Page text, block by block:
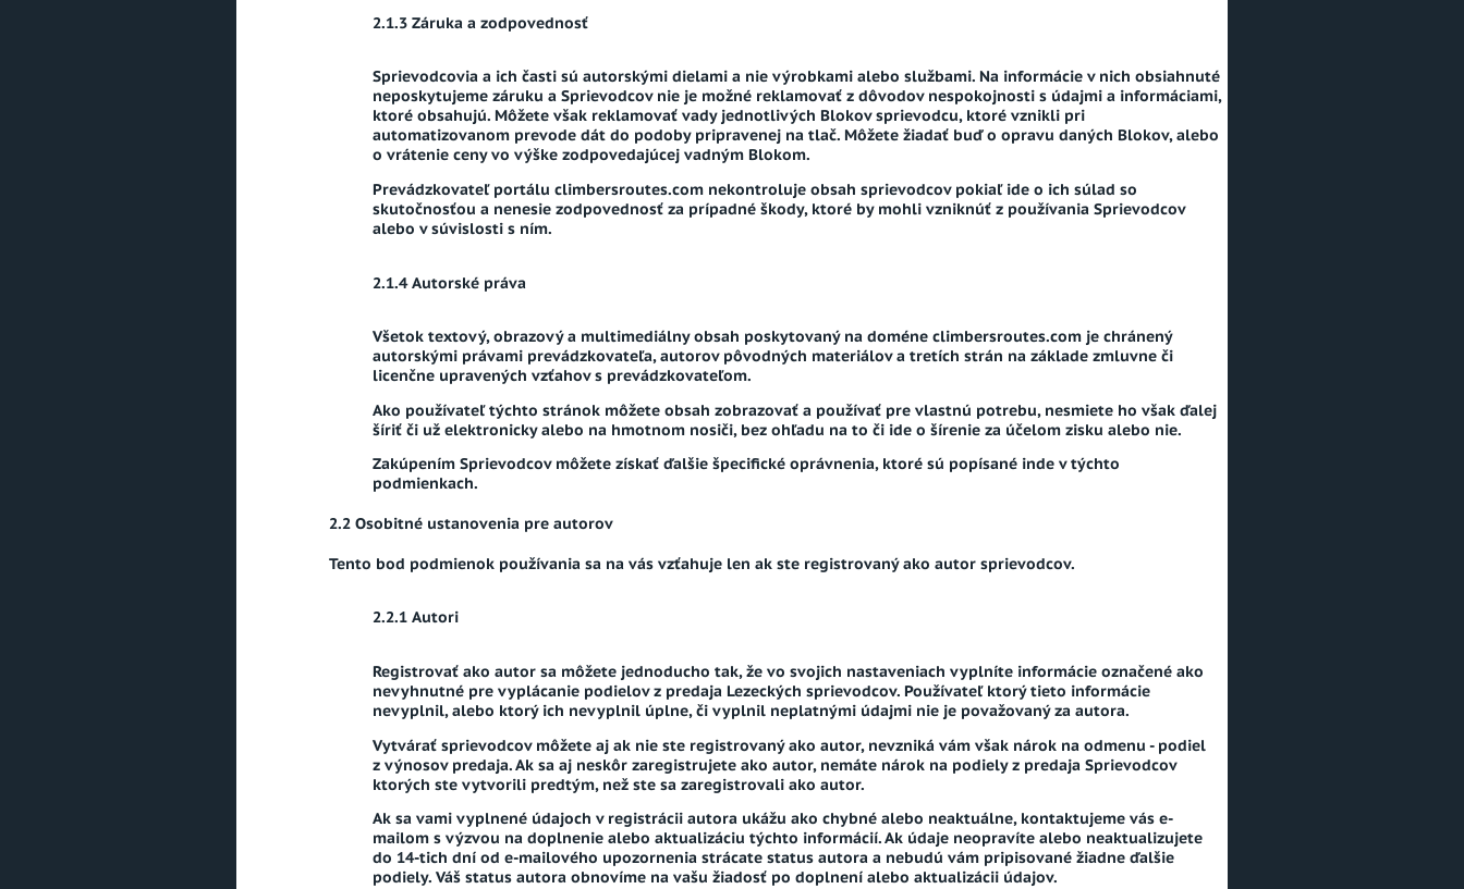
Záruka a zodpovednosť
Sprievodcovia a ich časti sú autorskými dielami a nie výrobkami alebo službami. Na informácie v nich obsiahnuté
neposkytujeme záruku a Sprievodcov nie je možné reklamovať z dôvodov nespokojnosti s údajmi a informáciami,
ktoré obsahujú. Môžete však reklamovať vady jednotlivých Blokov sprievodcu, ktoré vznikli pri
automatizovanom prevode dát do podoby pripravenej na tlač. Môžete žiadať buď o opravu daných Blokov, alebo
o vrátenie ceny vo výške zodpovedajúcej vadným Blokom.
Prevádzkovateľ portálu climbersroutes.com nekontroluje obsah sprievodcov pokiaľ ide o ich súlad so
skutočnosťou a nenesie zodpovednosť za prípadné škody, ktoré by mohli vzniknúť z používania Sprievodcov
alebo v súvislosti s ním.
Autorské práva
Všetok textový, obrazový a multimediálny obsah poskytovaný na doméne climbersroutes.com je chránený
autorskými právami prevádzkovateľa, autorov pôvodných materiálov a tretích strán na základe zmluvne či
licenčne upravených vzťahov s prevádzkovateľom.
Ako používateľ týchto stránok môžete obsah zobrazovať a používať pre vlastnú potrebu, nesmiete ho však ďalej
šíriť či už elektronicky alebo na hmotnom nosiči, bez ohľadu na to či ide o šírenie za účelom zisku alebo nie.
Zakúpením Sprievodcov môžete získať ďalšie špecifické oprávnenia, ktoré sú popísané inde v týchto
podmienkach.
Osobitné ustanovenia pre autorov
Tento bod podmienok používania sa na vás vzťahuje len ak ste registrovaný ako autor sprievodcov.
Autori
Registrovať ako autor sa môžete jednoducho tak, že vo svojich nastaveniach vyplníte informácie označené ako
nevyhnutné pre vyplácanie podielov z predaja Lezeckých sprievodcov. Používateľ ktorý tieto informácie
nevyplnil, alebo ktorý ich nevyplnil úplne, či vyplnil neplatnými údajmi nie je považovaný za autora.
Vytvárať sprievodcov môžete aj ak nie ste registrovaný ako autor, nevzniká vám však nárok na odmenu - podiel
z výnosov predaja. Ak sa aj neskôr zaregistrujete ako autor, nemáte nárok na podiely z predaja Sprievodcov
ktorých ste vytvorili predtým, než ste sa zaregistrovali ako autor.
Ak sa vami vyplnené údajoch v registrácii autora ukážu ako chybné alebo neaktuálne, kontaktujeme vás e-
mailom s výzvou na doplnenie alebo aktualizáciu týchto informácií. Ak údaje neopravíte alebo neaktualizujete
do 14-tich dní od e-mailového upozornenia strácate status autora a nebudú vám pripisované žiadne ďalšie
podiely. Váš status autora obnovíme na vašu žiadosť po doplnení alebo aktualizácii údajov.